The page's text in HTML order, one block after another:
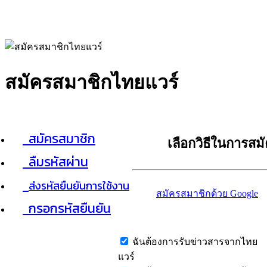
สมัครสมาชิกไทยแวร์
สมัครสมาชิก
ลืมรหัสผ่าน
ส่งรหัสยืนยันการใช้งาน
กรอกรหัสยืนยัน
เลือกวิธีในการส
สมัครสมาชิกด้วย Google
ฉันต้องการรับข่าวสารจากไทย
แวร์